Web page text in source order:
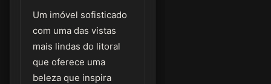
Um imóvel sofisticado
com uma das vistas
mais lindas do litoral
que oferece uma
beleza que inspira